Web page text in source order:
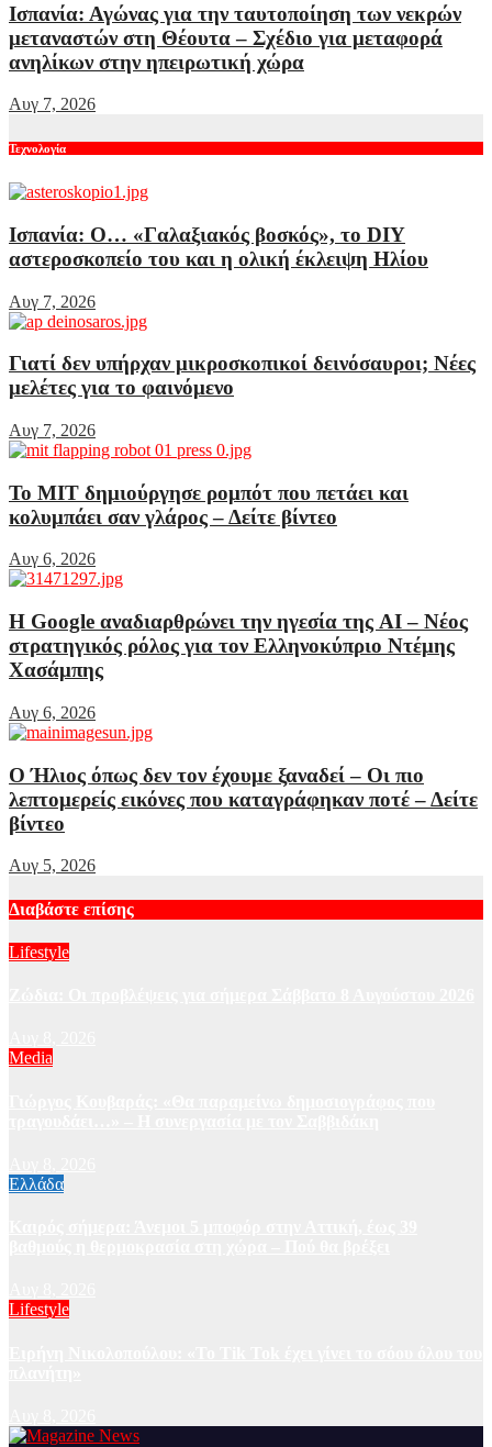
Ισπανία: Αγώνας για την ταυτοποίηση των νεκρών
μεταναστών στη Θέουτα – Σχέδιο για μεταφορά
ανηλίκων στην ηπειρωτική χώρα
Αυγ 7, 2026
Τεχνολογία
Ισπανία: Ο… «Γαλαξιακός βοσκός», το DIY
αστεροσκοπείο του και η ολική έκλειψη Ηλίου
Αυγ 7, 2026
Γιατί δεν υπήρχαν μικροσκοπικοί δεινόσαυροι; Νέες
μελέτες για το φαινόμενο
Αυγ 7, 2026
Το MIT δημιούργησε ρομπότ που πετάει και
κολυμπάει σαν γλάρος – Δείτε βίντεο
Αυγ 6, 2026
Η Google αναδιαρθρώνει την ηγεσία της AI – Νέος
στρατηγικός ρόλος για τον Ελληνοκύπριο Ντέμης
Χασάμπης
Αυγ 6, 2026
Ο Ήλιος όπως δεν τον έχουμε ξαναδεί – Οι πιο
λεπτομερείς εικόνες που καταγράφηκαν ποτέ – Δείτε
βίντεο
Αυγ 5, 2026
Διαβάστε επίσης
Lifestyle
Media
Ελλάδα
Lifestyle